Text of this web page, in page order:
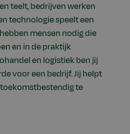
teelt, bedrijven werken
technologie speelt een
mensen nodig die
en in de praktijk
en logistiek ben jij
voor een bedrijf. Jij helpt
te